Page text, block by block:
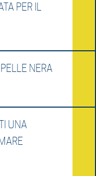
PER IL
NERA
UNA